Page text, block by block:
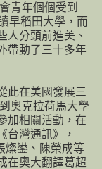
青年個個受到
早稻田大學，而
人分頭前進美、
帶動了三十多年
此在美國發展三
奧克拉荷馬大學
加相關活動，在
台灣通訊》，
燦鍙、陳榮成等
在奧大翻譯葛超